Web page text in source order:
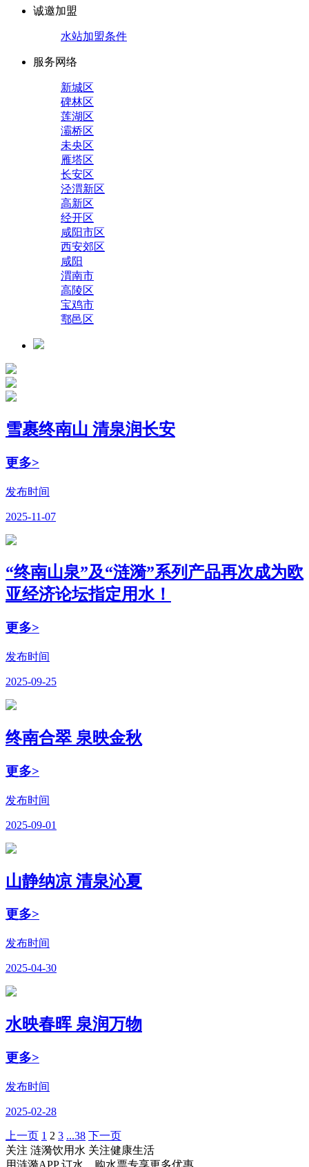
诚邀加盟
水站加盟条件
服务网络
新城区
碑林区
莲湖区
灞桥区
未央区
雁塔区
长安区
泾渭新区
高新区
经开区
咸阳市区
西安郊区
咸阳
渭南市
高陵区
宝鸡市
鄠邑区
雪裹终南山 清泉润长安
更多>
发布时间
2025-11-07
“终南山泉”及“涟漪”系列产品再次成为欧
亚经济论坛指定用水！
更多>
发布时间
2025-09-25
终南合翠 泉映金秋
更多>
发布时间
2025-09-01
山静纳凉 清泉沁夏
更多>
发布时间
2025-04-30
水映春晖 泉润万物
更多>
发布时间
2025-02-28
上一页 1 2 3 ...38 下一页
关注 涟漪饮用水 关注健康生活
用涟漪APP 订水、购水票专享更多优惠